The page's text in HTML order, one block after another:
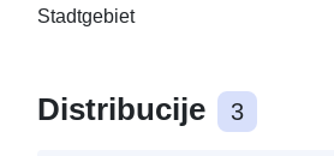
Stadtgebiet
Distribucije 3